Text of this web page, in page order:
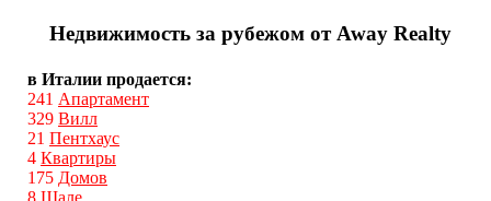
Недвижимость за рубежом от Away Realty
в Италии продается:
241 Апартамент
329 Вилл
21 Пентхаус
4 Квартиры
175 Домов
8 Шале